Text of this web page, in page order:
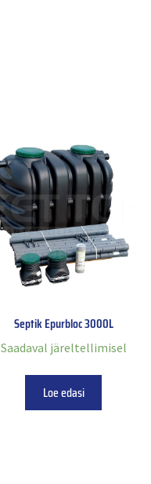
Septik Epurbloc 3000L
Saadaval järeltellimisel
Loe edasi